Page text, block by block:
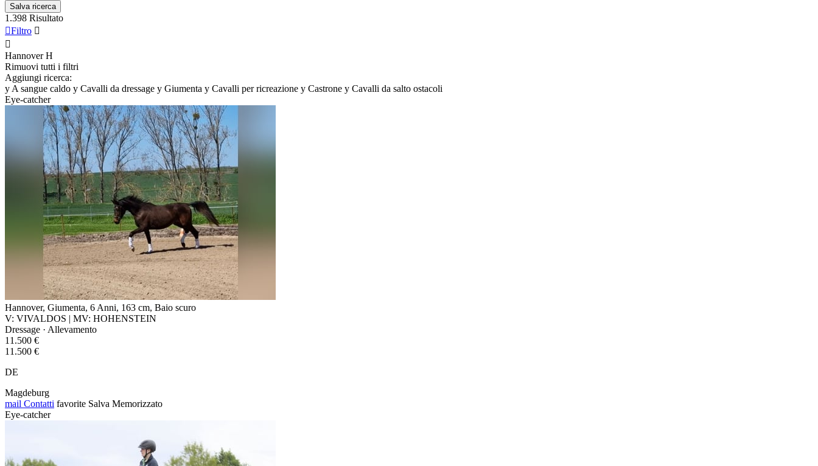
Salva ricerca
1.398 Risultato
Filtro 

Hannover H
Rimuovi tutti i filtri
Aggiungi ricerca:
y A sangue caldo y Cavalli da dressage y Giumenta y Cavalli per ricreazione y Castrone y Cavalli da salto ostacoli
Eye-catcher
Hannover, Giumenta, 6 Anni, 163 cm, Baio scuro
V: VIVALDOS | MV: HOHENSTEIN
Dressage · Allevamento
11.500 €
11.500 €
DE
Magdeburg
mail Contatti favorite Salva Memorizzato
Eye-catcher